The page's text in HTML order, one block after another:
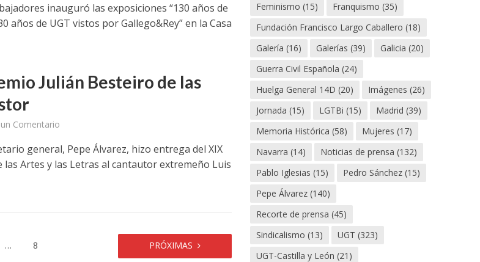
inauguró las exposiciones “130 años de
años de UGT vistos por Gallego&Rey” en la Casa
Julián Besteiro de las
Comentario
general, Pepe Álvarez, hizo entrega del XIX
las Artes y las Letras al cantautor extremeño Luis
… 8 PRÓXIMAS
Feminismo (15) Franquismo (35)
Fundación Francisco Largo Caballero (18)
Galería (16) Galerías (39) Galicia (20)
Guerra Civil Española (24)
Huelga General 14D (20) Imágenes (26)
Jornada (15) LGTBi (15) Madrid (39)
Memoria Histórica (58) Mujeres (17)
Navarra (14) Noticias de prensa (132)
Pablo Iglesias (15) Pedro Sánchez (15)
Pepe Álvarez (140)
Recorte de prensa (45)
Sindicalismo (13) UGT (323)
UGT-Castilla y León (21)